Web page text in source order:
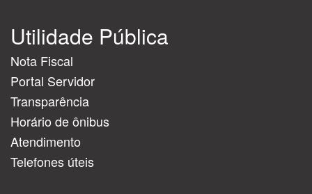
Utilidade Pública
Nota Fiscal
Portal Servidor
Transparência
Horário de ônibus
Atendimento
Telefones úteis